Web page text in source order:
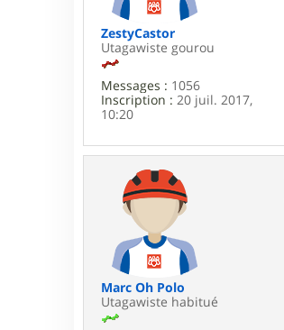
ZestyCastor
Utagawiste gourou
Messages : 1056
Inscription : 20 juil. 2017,
10:20
Marc Oh Polo
Utagawiste habitué